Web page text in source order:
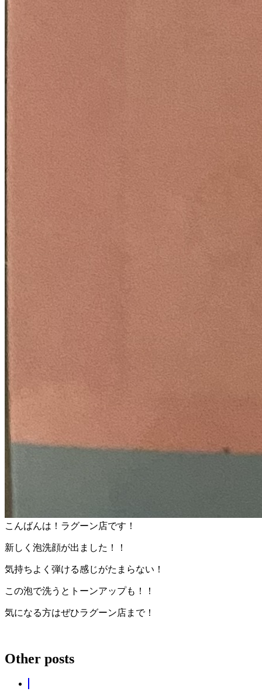
こんばんは！ラグーン店です！
新しく泡洗顔が出ました！！
気持ちよく弾ける感じがたまらない！
この泡で洗うとトーンアップも！！
気になる方はぜひラグーン店まで！
Other posts